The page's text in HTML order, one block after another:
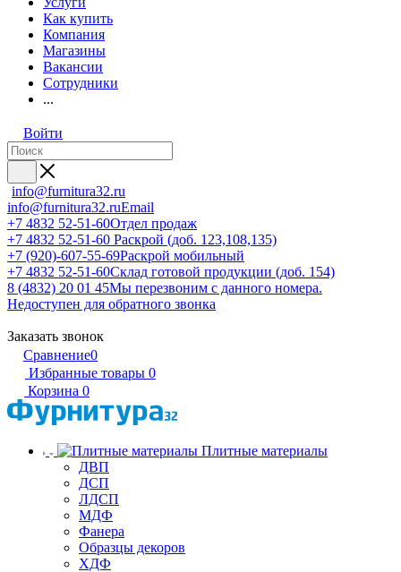
Как купить
Компания
Магазины
Вакансии
Сотрудники
...
Войти
info@furnitura32.ru
info@furnitura32.ruEmail
+7 4832 52-51-60Отдел продаж
+7 4832 52-51-60 Раскрой (доб. 123,108,135)
+7 (920)-607-55-69Раскрой мобильный
+7 4832 52-51-60Склад готовой продукции (доб. 154)
8 (4832) 20 01 45Мы перезвоним с данного номера.
Недоступен для обратного звонка
Заказать звонок
Сравнение0
Избранные товары 0
Корзина 0
Плитные материалы
ДВП
ДСП
ЛДСП
МДФ
Фанера
Образцы декоров
ХДФ